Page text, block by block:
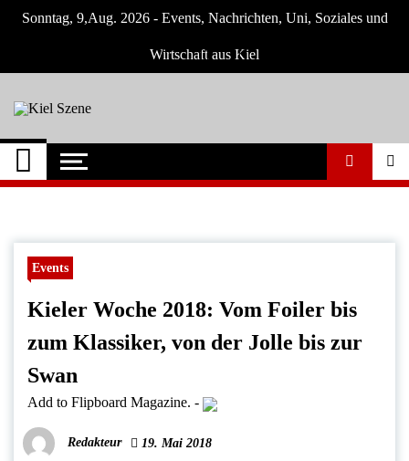
Skip
Sonntag, 9,Aug. 2026 - Events, Nachrichten, Uni, Soziales und
Wirtschaft aus Kiel
Kiel Szene
Neuigkeiten und Nachrichten aus Kiel und
Umgebung
Events
Kieler Woche 2018: Vom Foiler bis
zum Klassiker, von der Jolle bis zur
Swan
Add to Flipboard Magazine. -
Redakteur 19. Mai 2018